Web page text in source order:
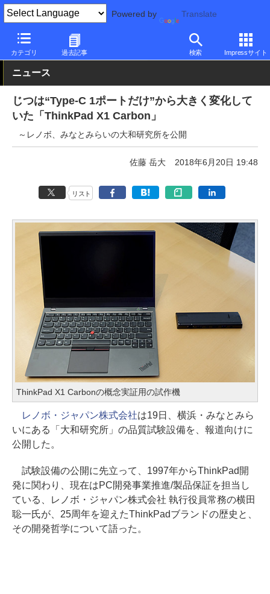
Powered by Translate
カテゴリ 過去記事 検索 Impressサイト
PC Watch 市場 動向
ニュース
じつは“Type-C 1ポートだけ”から大きく変化して
いた「ThinkPad X1 Carbon」
～レノボ、みなとみらいの大和研究所を公開
佐藤 岳大 2018年6月20日 19:48
リスト
ThinkPad X1 Carbonの概念実証用の試作機
レノボ・ジャパン株式会社は19日、横浜・みなとみら
いにある「大和研究所」の品質試験設備を、報道向けに
公開した。
試験設備の公開に先立って、1997年からThinkPad開
発に関わり、現在はPC開発事業推進/製品保証を担当し
ている、レノボ・ジャパン株式会社 執行役員常務の横田
聡一氏が、25周年を迎えたThinkPadブランドの歴史と、
その開発哲学について語った。